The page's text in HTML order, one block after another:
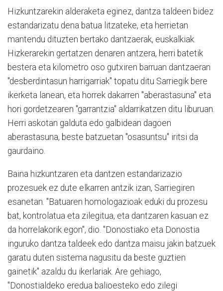
Hizkuntzarekin alderaketa eginez, dantza taldeen bidez
estandarizatu dena batua litzateke, eta herrietan
mantendu dituzten bertako dantzaerak, euskalkiak.
Hizkerarekin gertatzen denaren antzera, herri batetik
bestera eta kilometro oso gutxiren barruan dantzaeran
"desberdintasun harrigarriak" topatu ditu Sarriegik bere
ikerketa lanean, eta horrek dakarren "aberastasuna" eta
hori gordetzearen "garrantzia" aldarrikatzen ditu liburuan.
Herri askotan galduta edo galbidean dagoen
aberastasuna, beste batzuetan "osasuntsu" iritsi da
gaurdaino.
Baina hizkuntzaren eta dantzen estandarizazio
prozesuek ez dute elkarren antzik izan, Sarriegiren
esanetan. "Batuaren homologazioak eduki du prozesu
bat, kontrolatua eta zilegitua, eta dantzaren kasuan ez
da horrelakorik egon", dio. "Donostiako eta Donostia
inguruko dantza taldeek edo dantza maisu jakin batzuek
garatu duten sistema nagusitu da beste guztien
gainetik" azaldu du ikerlariak. Are gehiago,
"Donostialdeko eredua balioesteko edo zilegi